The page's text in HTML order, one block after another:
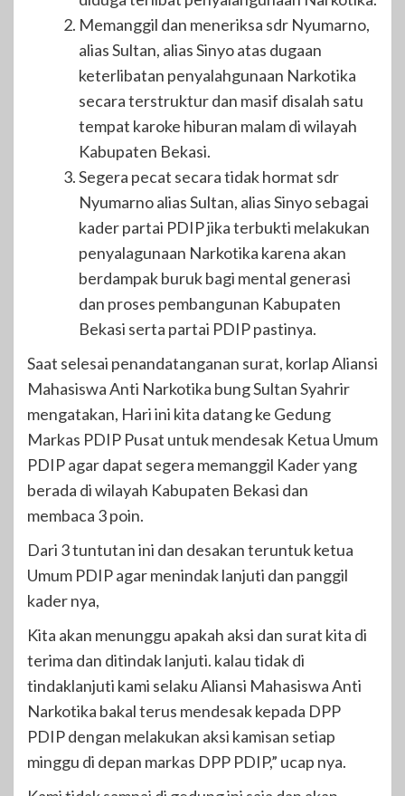
Memanggil dan meneriksa sdr Nyumarno,
alias Sultan, alias Sinyo atas dugaan
keterlibatan penyalahgunaan Narkotika
secara terstruktur dan masif disalah satu
tempat karoke hiburan malam di wilayah
Kabupaten Bekasi.
Segera pecat secara tidak hormat sdr
Nyumarno alias Sultan, alias Sinyo sebagai
kader partai PDIP jika terbukti melakukan
penyalagunaan Narkotika karena akan
berdampak buruk bagi mental generasi
dan proses pembangunan Kabupaten
Bekasi serta partai PDIP pastinya.
Saat selesai penandatanganan surat, korlap Aliansi
Mahasiswa Anti Narkotika bung Sultan Syahrir
mengatakan, Hari ini kita datang ke Gedung
Markas PDIP Pusat untuk mendesak Ketua Umum
PDIP agar dapat segera memanggil Kader yang
berada di wilayah Kabupaten Bekasi dan
membaca 3 poin.
Dari 3 tuntutan ini dan desakan teruntuk ketua
Umum PDIP agar menindak lanjuti dan panggil
kader nya,
Kita akan menunggu apakah aksi dan surat kita di
terima dan ditindak lanjuti. kalau tidak di
tindaklanjuti kami selaku Aliansi Mahasiswa Anti
Narkotika bakal terus mendesak kepada DPP
PDIP dengan melakukan aksi kamisan setiap
minggu di depan markas DPP PDIP,” ucap nya.